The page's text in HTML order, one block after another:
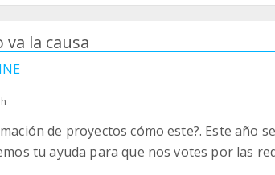
la causa
de proyectos cómo este?. Este año
tu ayuda para que nos votes por las